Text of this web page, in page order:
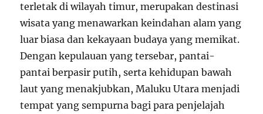
terletak di wilayah timur, merupakan destinasi
wisata yang menawarkan keindahan alam yang
luar biasa dan kekayaan budaya yang memikat.
Dengan kepulauan yang tersebar, pantai-
pantai berpasir putih, serta kehidupan bawah
laut yang menakjubkan, Maluku Utara menjadi
tempat yang sempurna bagi para penjelajah